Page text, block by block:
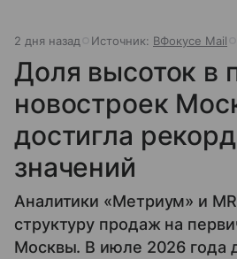
2 дня назад Источник: ВФокусе Mail
Доля высоток в
новостроек
достигла
значений
Аналитики «Метриум» и
структуру продаж на
Москвы. В июле 2026 года